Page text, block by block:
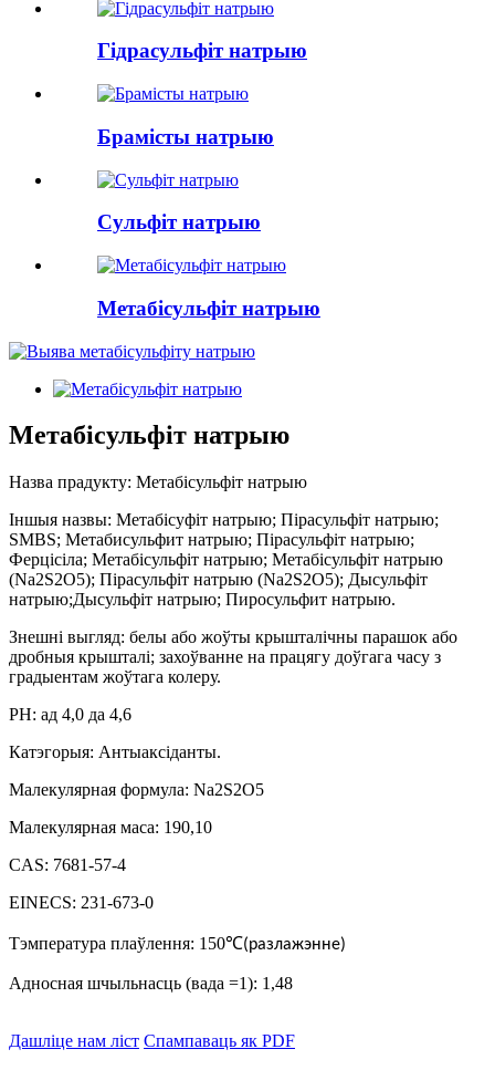
Гідрасульфіт натрыю
Брамісты натрыю
Сульфіт натрыю
Метабісульфіт натрыю
Метабісульфіт натрыю
Назва прадукту: Метабісульфіт натрыю
Іншыя назвы: Метабісуфіт натрыю; Пірасульфіт натрыю;
SMBS; Метабисульфит натрыю; Пірасульфіт натрыю;
Ферцісіла; Метабісульфіт натрыю; Метабісульфіт натрыю
(Na2S2O5); Пірасульфіт натрыю (Na2S2O5); Дысульфіт
натрыю;Дысульфіт натрыю; Пиросульфит натрыю.
Знешні выгляд: белы або жоўты крышталічны парашок або
дробныя крышталі; захоўванне на працягу доўгага часу з
градыентам жоўтага колеру.
PH: ад 4,0 да 4,6
Катэгорыя: Антыаксіданты.
Малекулярная формула: Na2S2O5
Малекулярная маса: 190,10
CAS: 7681-57-4
EINECS: 231-673-0
Тэмпература плаўлення: 150℃(разлажэнне)
Адносная шчыльнасць (вада =1): 1,48
Дашліце нам ліст Спампаваць як PDF